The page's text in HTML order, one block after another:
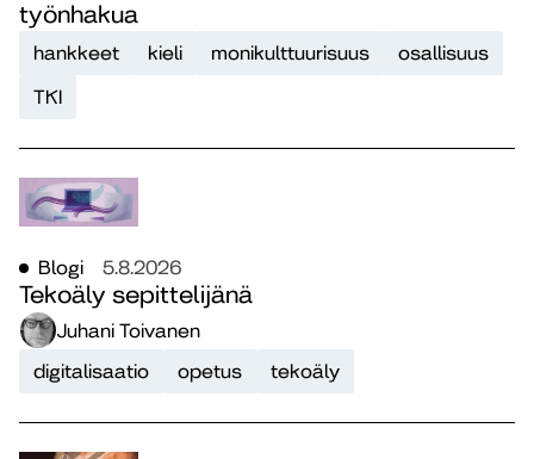
työnhakua
hankkeet kieli monikulttuurisuus
osallisuus
TKI
Blogi 5.8.2026
Tekoäly sepittelijänä
Juhani Toivanen
digitalisaatio
opetus tekoäly